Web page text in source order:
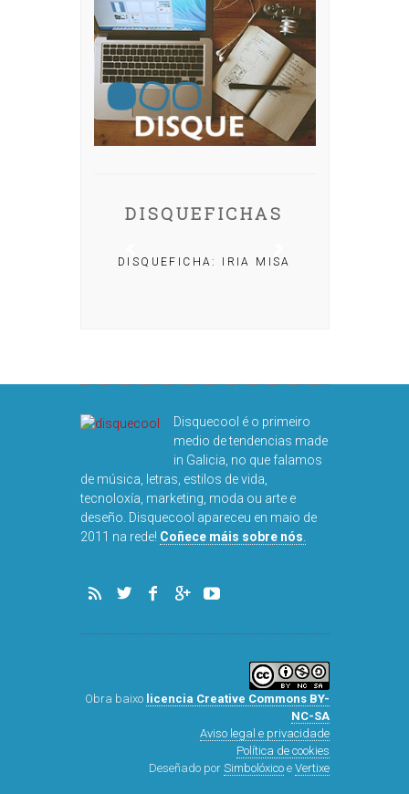
DISQUEFICHAS
DISQUEFICHA: IRIA MISA
DISQUEFICHA:
Disquecool é o primeiro
medio de tendencias made
in Galicia, no que falamos
de música, letras, estilos de vida,
tecnoloxía, marketing, moda ou arte e
deseño. Disquecool apareceu en maio de
2011 na rede! Coñece máis sobre nós
Obra baixo licencia Creative Commons BY-
NC-SA
Aviso legal e privacidade
Política de cookies
Deseñado por Simbolóxicoe Vertixe